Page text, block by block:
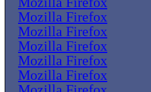
Mozilla Firefox
Mozilla Firefox
Mozilla Firefox
Mozilla Firefox
Mozilla Firefox